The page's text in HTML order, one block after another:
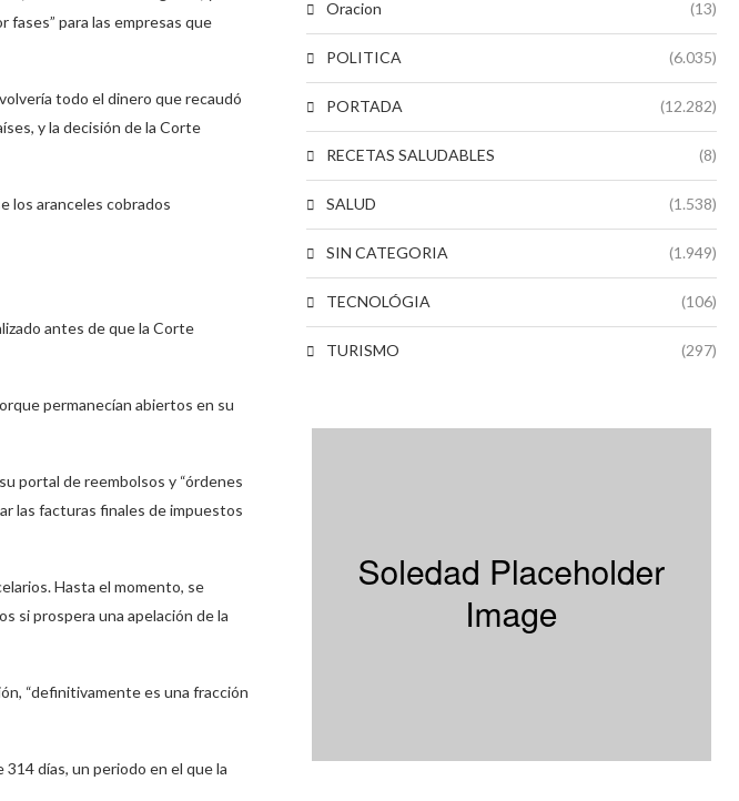
fases” para las empresas que
todo el dinero que recaudó
y la decisión de la Corte
los aranceles cobrados
antes de que la Corte
permanecían abiertos en su
portal de reembolsos y “órdenes
las facturas finales de impuestos
Hasta el momento, se
si prospera una apelación de la
“definitivamente es una fracción
días, un periodo en el que la
Oracion (13)
POLITICA (6.035)
PORTADA (12.282)
RECETAS SALUDABLES (8)
SALUD (1.538)
SIN CATEGORIA (1.949)
TECNOLÓGIA (106)
TURISMO (297)